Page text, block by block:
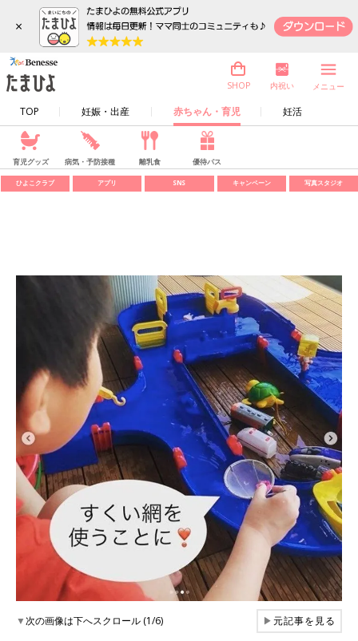
×
TOP 妊娠・出産 赤ちゃん・育児 妊活
SHOP 内祝い メニュー
育児グッズ 病気・予防接種 離乳食 優待パス
ひよこクラブ アプリ SNS キャンペーン 写真スタジオ
▼次の画像は下へスクロール (1/6) ▶元記事を見る